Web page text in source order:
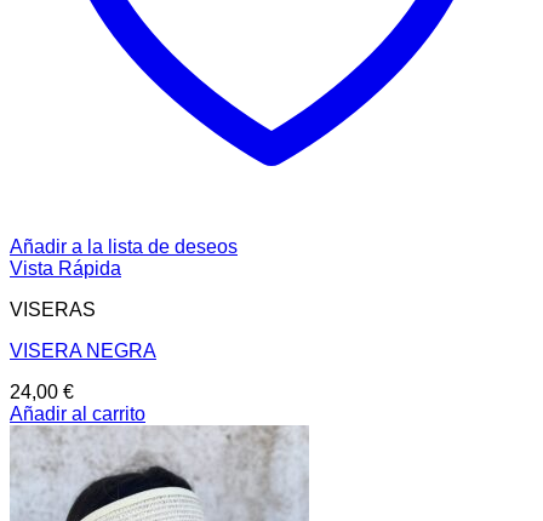
Añadir a la lista de deseos
Vista Rápida
VISERAS
VISERA NEGRA
24,00 €
Añadir al carrito